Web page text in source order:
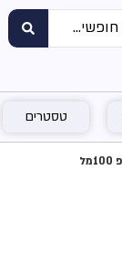
טסטרים